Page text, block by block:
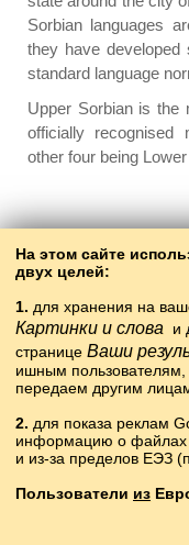
Sorbian languages
they have developed
standard language
Upper Sorbian is the
officially recognised
other four being
Back to
На этом сайте
двух целей:
1. для хранения на
Картинки и слова и
странице Ваши
ишным
передаем другим
2. для показа реклам
информацию о файлах
и из-за пределов ЕЭЗ
Пользователи из
Copyright